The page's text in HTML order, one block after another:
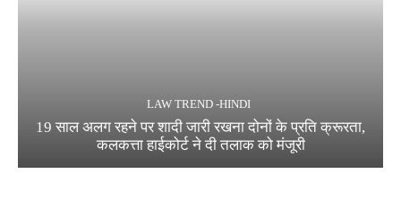
LAW TREND -HINDI
19 साल अलग रहने पर शादी जारी रखना दोनों के प्रति क्रूरता,
कलकत्ता हाईकोर्ट ने दी तलाक को मंजूरी